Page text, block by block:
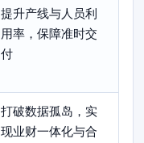
提升产线与人员利
用率，保障准时交
付
打破数据孤岛，实
现业财一体化与合